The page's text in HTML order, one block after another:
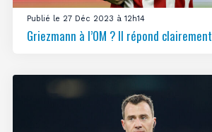
Publié le 27 Déc 2023 à 12h14
Griezmann à l’OM ? Il répond clairement